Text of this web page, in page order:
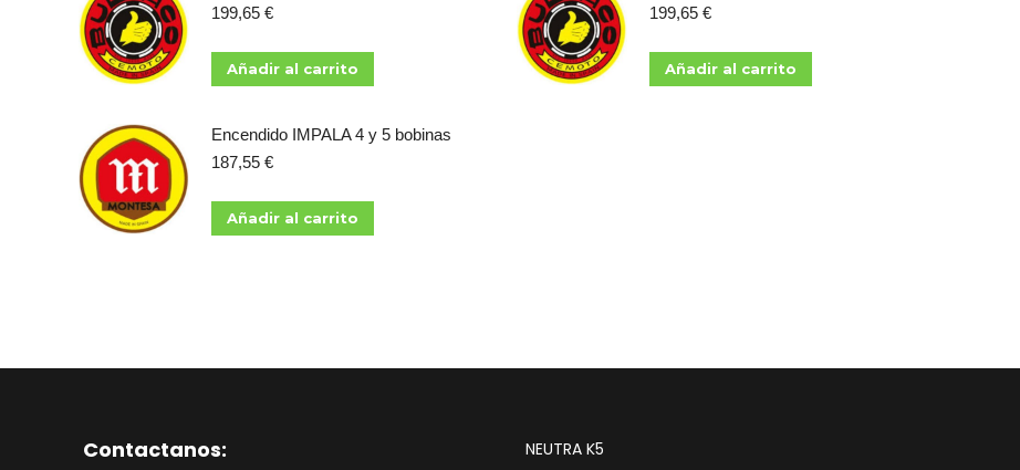
199,65 €
Añadir al carrito
199,65 €
Añadir al carrito
Encendido IMPALA 4 y 5 bobinas
187,55 €
Añadir al carrito
Contactanos:
NEUTRA K5